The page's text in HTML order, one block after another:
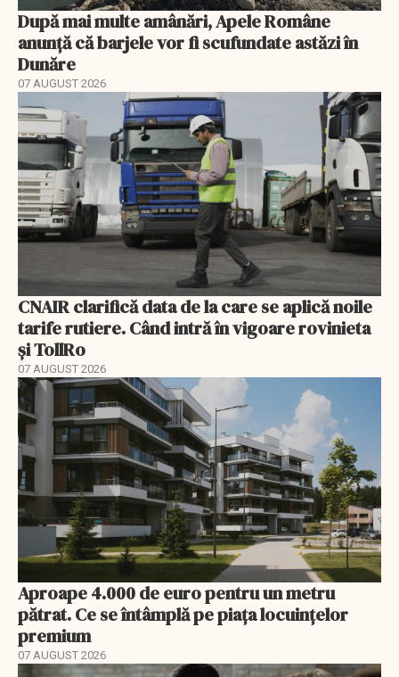
După mai multe amânări, Apele Române
anunță că barjele vor fi scufundate astăzi în
Dunăre
07 AUGUST 2026
CNAIR clarifică data de la care se aplică noile
tarife rutiere. Când intră în vigoare rovinieta
și TollRo
07 AUGUST 2026
Aproape 4.000 de euro pentru un metru
pătrat. Ce se întâmplă pe piața locuințelor
premium
07 AUGUST 2026